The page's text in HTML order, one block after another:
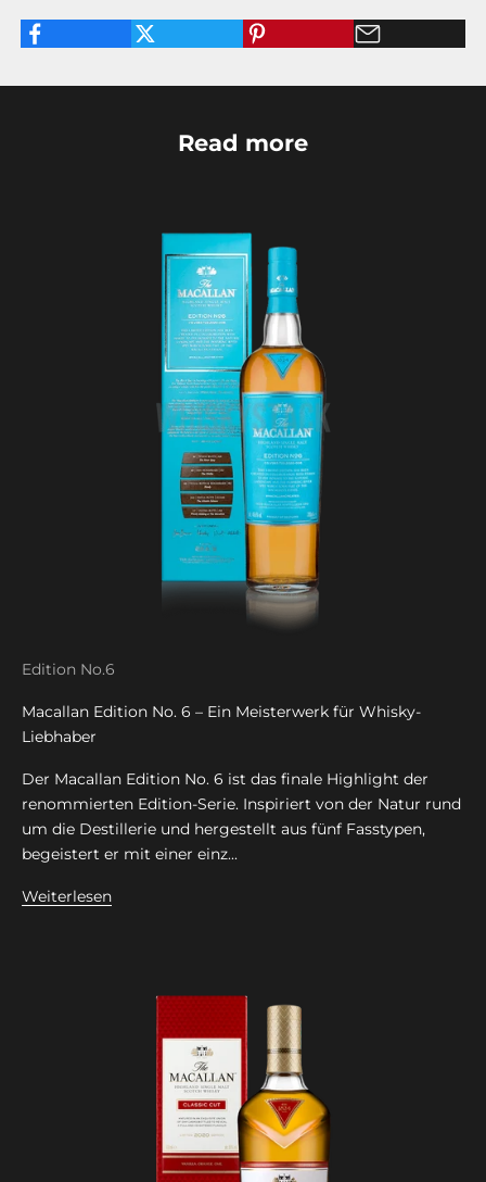
Read more
Edition No.6
Macallan Edition No. 6 – Ein Meisterwerk für Whisky-
Liebhaber
Der Macallan Edition No. 6 ist das finale Highlight der
renommierten Edition-Serie. Inspiriert von der Natur rund
um die Destillerie und hergestellt aus fünf Fasstypen,
begeistert er mit einer einz...
Weiterlesen